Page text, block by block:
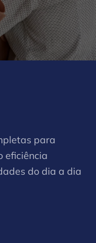
para
eficiência
do dia a dia